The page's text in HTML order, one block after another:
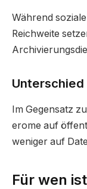
Während
Reichweite
Im Gegensatz
erome auf
weniger auf
Für wen